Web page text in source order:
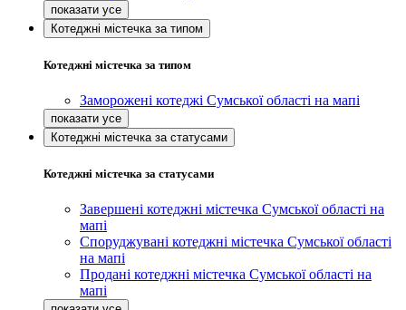
Котеджні містечка за типом
Котеджні містечка за типом
Заморожені котеджі Сумської області на мапі
Котеджні містечка за статусами
Котеджні містечка за статусами
Завершені котеджні містечка Сумської області на
мапі
Споруджувані котеджні містечка Сумської області
на мапі
Продані котеджні містечка Сумської області на
мапі